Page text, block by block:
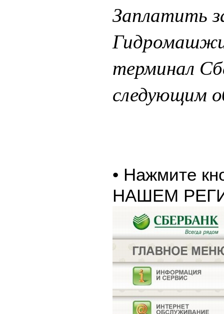
Заплатить
терминал
следующим
• Нажмите
НАШЕМ